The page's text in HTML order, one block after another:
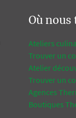
Où
Ateliers
Trouver un
Atelier
Trouver un
Agences
Boutiques